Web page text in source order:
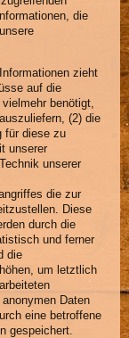
die
zieht
auf die
benötigt,
(2) die
für diese zu
unserer
unserer
die zur
Diese
durch die
und ferner
die
um letztlich
Daten
eine betroffene
gespeichert.